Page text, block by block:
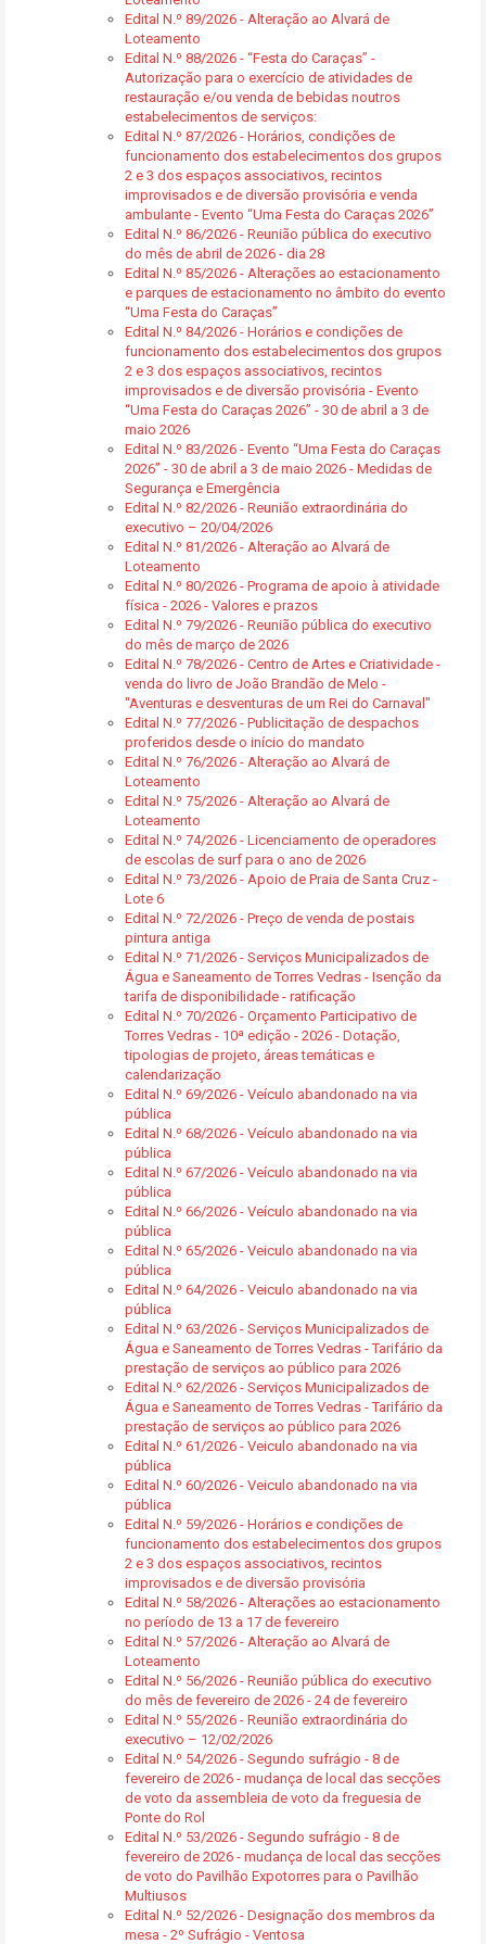
Edital N.º 89/2026 - Alteração ao Alvará de
Loteamento
Edital N.º 88/2026 - “Festa do Caraças” -
Autorização para o exercício de atividades de
restauração e/ou venda de bebidas noutros
estabelecimentos de serviços:
Edital N.º 87/2026 - Horários, condições de
funcionamento dos estabelecimentos dos grupos
2 e 3 dos espaços associativos, recintos
improvisados e de diversão provisória e venda
ambulante - Evento “Uma Festa do Caraças 2026”
Edital N.º 86/2026 - Reunião pública do executivo
do mês de abril de 2026 - dia 28
Edital N.º 85/2026 - Alterações ao estacionamento
e parques de estacionamento no âmbito do evento
“Uma Festa do Caraças”
Edital N.º 84/2026 - Horários e condições de
funcionamento dos estabelecimentos dos grupos
2 e 3 dos espaços associativos, recintos
improvisados e de diversão provisória - Evento
“Uma Festa do Caraças 2026” - 30 de abril a 3 de
maio 2026
Edital N.º 83/2026 - Evento “Uma Festa do Caraças
2026” - 30 de abril a 3 de maio 2026 - Medidas de
Segurança e Emergência
Edital N.º 82/2026 - Reunião extraordinária do
executivo – 20/04/2026
Edital N.º 81/2026 - Alteração ao Alvará de
Loteamento
Edital N.º 80/2026 - Programa de apoio à atividade
física - 2026 - Valores e prazos
Edital N.º 79/2026 - Reunião pública do executivo
do mês de março de 2026
Edital N.º 78/2026 - Centro de Artes e Criatividade -
venda do livro de João Brandão de Melo -
"Aventuras e desventuras de um Rei do Carnaval"
Edital N.º 77/2026 - Publicitação de despachos
proferidos desde o início do mandato
Edital N.º 76/2026 - Alteração ao Alvará de
Loteamento
Edital N.º 75/2026 - Alteração ao Alvará de
Loteamento
Edital N.º 74/2026 - Licenciamento de operadores
de escolas de surf para o ano de 2026
Edital N.º 73/2026 - Apoio de Praia de Santa Cruz -
Lote 6
Edital N.º 72/2026 - Preço de venda de postais
pintura antiga
Edital N.º 71/2026 - Serviços Municipalizados de
Água e Saneamento de Torres Vedras - Isenção da
tarifa de disponibilidade - ratificação
Edital N.º 70/2026 - Orçamento Participativo de
Torres Vedras - 10ª edição - 2026 - Dotação,
tipologias de projeto, áreas temáticas e
calendarização
Edital N.º 69/2026 - Veículo abandonado na via
pública
Edital N.º 68/2026 - Veículo abandonado na via
pública
Edital N.º 67/2026 - Veículo abandonado na via
pública
Edital N.º 66/2026 - Veículo abandonado na via
pública
Edital N.º 65/2026 - Veiculo abandonado na via
pública
Edital N.º 64/2026 - Veiculo abandonado na via
pública
Edital N.º 63/2026 - Serviços Municipalizados de
Água e Saneamento de Torres Vedras - Tarifário da
prestação de serviços ao público para 2026
Edital N.º 62/2026 - Serviços Municipalizados de
Água e Saneamento de Torres Vedras - Tarifário da
prestação de serviços ao público para 2026
Edital N.º 61/2026 - Veiculo abandonado na via
pública
Edital N.º 60/2026 - Veiculo abandonado na via
pública
Edital N.º 59/2026 - Horários e condições de
funcionamento dos estabelecimentos dos grupos
2 e 3 dos espaços associativos, recintos
improvisados e de diversão provisória
Edital N.º 58/2026 - Alterações ao estacionamento
no período de 13 a 17 de fevereiro
Edital N.º 57/2026 - Alteração ao Alvará de
Loteamento
Edital N.º 56/2026 - Reunião pública do executivo
do mês de fevereiro de 2026 - 24 de fevereiro
Edital N.º 55/2026 - Reunião extraordinária do
executivo – 12/02/2026
Edital N.º 54/2026 - Segundo sufrágio - 8 de
fevereiro de 2026 - mudança de local das secções
de voto da assembleia de voto da freguesia de
Ponte do Rol
Edital N.º 53/2026 - Segundo sufrágio - 8 de
fevereiro de 2026 - mudança de local das secções
de voto do Pavilhão Expotorres para o Pavilhão
Multiusos
Edital N.º 52/2026 - Designação dos membros da
mesa - 2º Sufrágio - Ventosa